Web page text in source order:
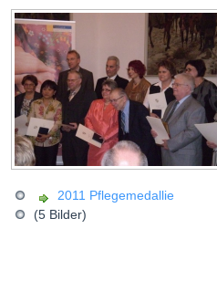
2011 Pflegemedallie
(5 Bilder)